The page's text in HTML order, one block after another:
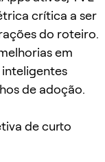
crítica a ser
do roteiro.
em
de adoção.
de curto